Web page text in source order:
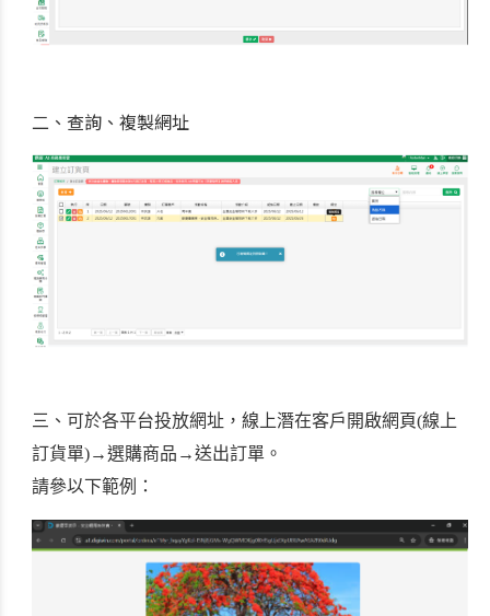
二、查詢、複製網址
三、可於各平台投放網址，線上潛在客戶開啟網頁(線上
訂貨單)→選購商品 →送出訂單。
請參以下範例：